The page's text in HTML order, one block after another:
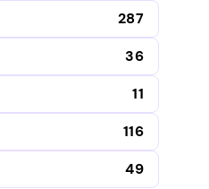
287
36
11
116
49